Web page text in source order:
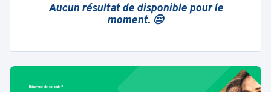
Aucun résultat de disponible pour le
moment. 😔
Bénévole de ce club ?